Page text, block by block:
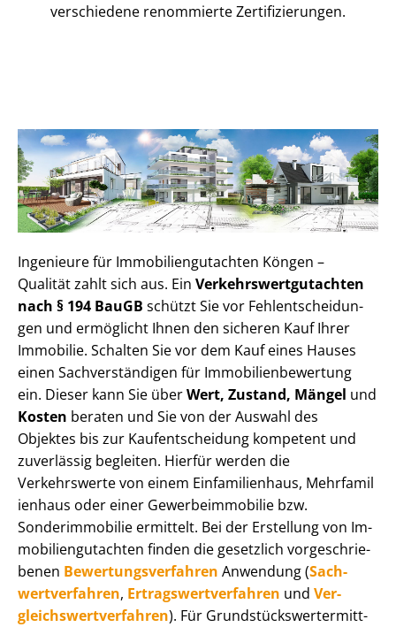
verschiedene renommierte Zer­ti­fi­zie­run­gen.
Ingenieure für Im­mo­bi­li­en­gut­ach­ten Köngen –
Qualität zahlt sich aus. Ein Ver­kehrs­wert­gut­ach­ten
nach § 194 BauGB schützt Sie vor Fehl­ent­schei­dun­
gen und ermöglicht Ihnen den sicheren Kauf Ihrer
Immobilie. Schalten Sie vor dem Kauf eines Hauses
einen Sach­ver­stän­di­gen für Im­mo­bi­li­en­be­wer­tung
ein. Dieser kann Sie überWert, Zustand, Mängel und
Kosten beraten und Sie von der Auswahl des
Objektes bis zur Kauf­ent­schei­dung kompetent und
zuverlässig begleiten. Hierfür werden die
Verkehrswerte von einem Einfamilienhaus, Mehr­fa­mi­l
i­en­haus oder einer Ge­wer­be­im­mo­bi­lie bzw.
Sonderimmobilie ermittelt. Bei der Erstellung von Im­
mo­bi­li­en­gut­ach­ten finden die gesetzlich vor­ge­schrie­
be­nen Be­wer­tungs­ver­fah­ren Anwendung (Sach­
wert­ver­fah­ren, Er­trags­wert­ver­fah­ren und Ver­
gleichs­wert­ver­fah­ren). Für Grund­stücks­wert­ermitt­